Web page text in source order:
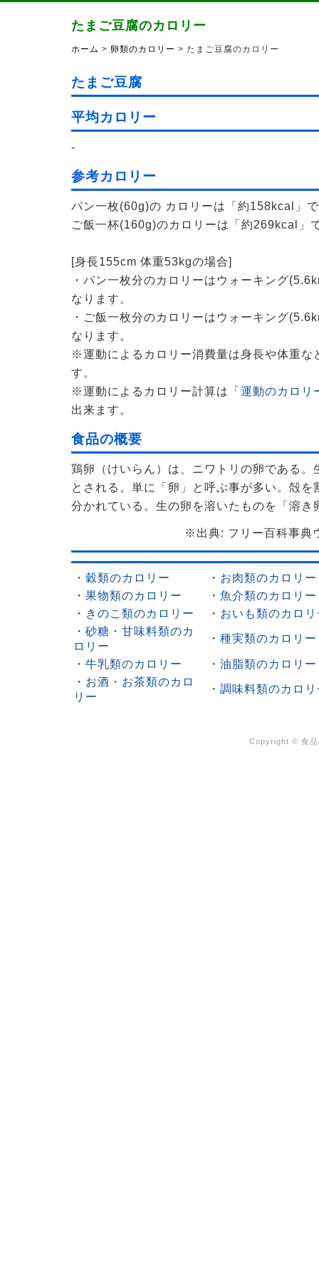
たまご豆腐のカロリー
ホーム > 卵類のカロリー > たまご豆腐のカロリー
たまご豆腐
平均カロリー
-
参考カロリー
パン一枚(60g)の カロリーは「約158kcal」
ご飯一杯(160g)のカロリーは「約269kcal」
[身長155cm 体重53kgの場合]
・パン一枚分のカロリーはウォーキング
なります。
・ご飯一枚分のカロリーはウォーキング
なります。
※運動によるカロリー消費量は身長や体重な
す。
※運動によるカロリー計算は「運動のカロリ
出来ます。
食品の概要
鶏卵（けいらん）は、ニワトリの卵である。
とされる。単に「卵」と呼ぶ事が多い。殻
分かれている。生の卵を溶いたものを「溶き
※出典: フリー百科事典
・ 穀類のカロリー ・ お肉類のカロリー
・ 果物類のカロリー ・ 魚介類のカロリー
・ きのこ類のカロリー ・ おいも類のカロリ
・ 砂糖・甘味料類のカ
ロリー
・ 種実類のカロリー
・ 牛乳類のカロリー ・ 油脂類のカロリー
・ お酒・お茶類のカロ
リー
・ 調味料類のカロリ
Copyright © 食